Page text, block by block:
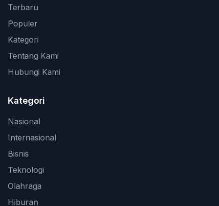
Terbaru
Populer
Kategori
Tentang Kami
Hubungi Kami
Kategori
Nasional
Internasional
Bisnis
Teknologi
Olahraga
Hiburan